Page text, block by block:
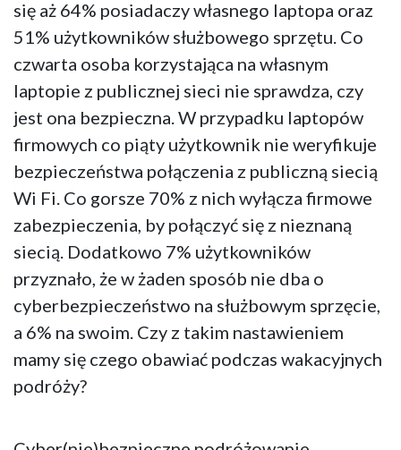
się aż 64% posiadaczy własnego laptopa oraz
51% użytkowników służbowego sprzętu. Co
czwarta osoba korzystająca na własnym
laptopie z publicznej sieci nie sprawdza, czy
jest ona bezpieczna. W przypadku laptopów
firmowych co piąty użytkownik nie weryfikuje
bezpieczeństwa połączenia z publiczną siecią
Wi Fi. Co gorsze 70% z nich wyłącza firmowe
zabezpieczenia, by połączyć się z nieznaną
siecią. Dodatkowo 7% użytkowników
przyznało, że w żaden sposób nie dba o
cyberbezpieczeństwo na służbowym sprzęcie,
a 6% na swoim. Czy z takim nastawieniem
mamy się czego obawiać podczas wakacyjnych
podróży?